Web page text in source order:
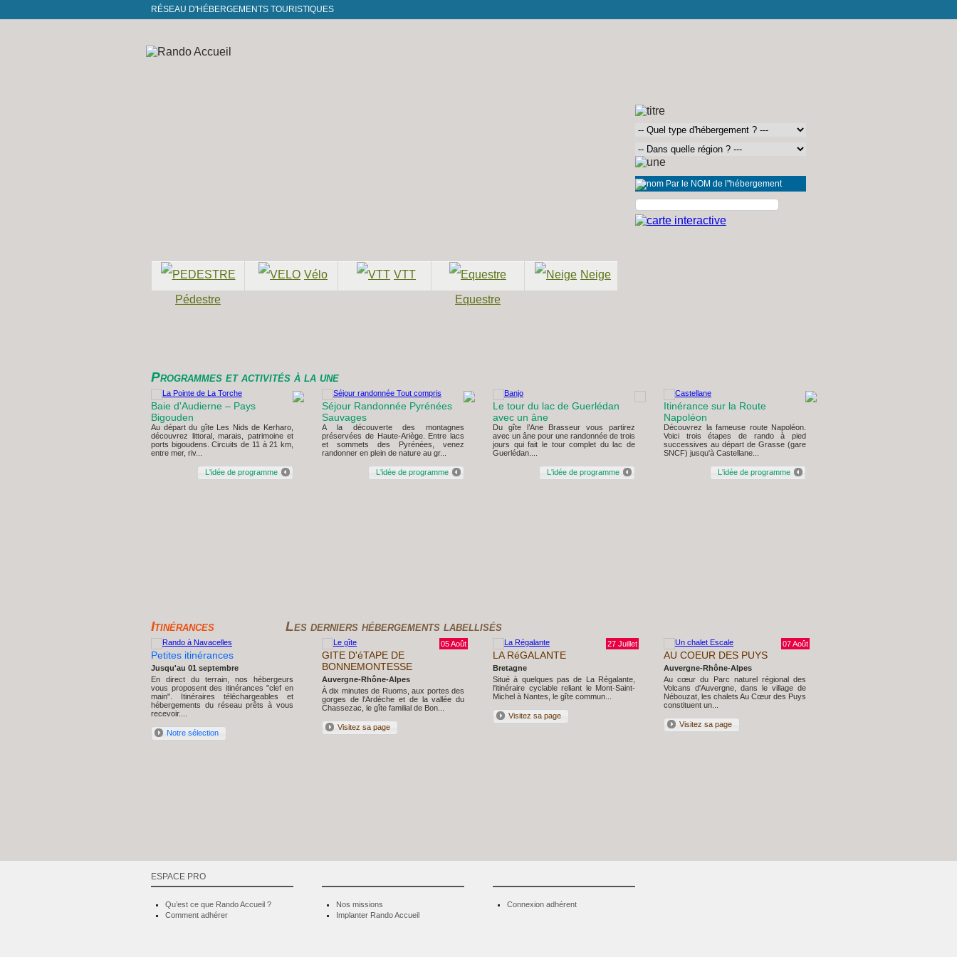
RÉSEAU D'HÉBERGEMENTS TOURISTIQUES
Par le NOM de l"hébergement
Pédestre
Nos idées de
programme et
séjours organisés
Vélo
Nos idées de
programme et
VTT
Nos idées de
programme et
Equestre
Nos idées de
programme et
séjours organisés
Neige
Nos idées de
programme et
Programmes et activités à la une
Baie d'Audierne – Pays
Bigouden
Au départ du gîte Les Nids de Kerharo,
découvrez littoral, marais, patrimoine et
ports bigoudens. Circuits de 11 à 21 km,
entre mer, riv...
L'idée de programme
Séjour Randonnée Pyrénées
Sauvages
A la découverte des montagnes
préservées de Haute-Ariège. Entre lacs
et sommets des Pyrénées, venez
randonner en plein de nature au gr...
L'idée de programme
Le tour du lac de Guerlédan
avec un âne
Du gîte l’Ane Brasseur vous partirez
avec un âne pour une randonnée de trois
jours qui fait le tour complet du lac de
Guerlédan....
L'idée de programme
Itinérance sur la Route
Napoléon
Découvrez la fameuse route Napoléon.
Voici trois étapes de rando à pied
successives au départ de Grasse (gare
SNCF) jusqu'à Castellane...
L'idée de programme
Itinérances Les derniers hébergements labellisés
Petites itinérances
Jusqu'au 01 septembre
En direct du terrain, nos hébergeurs
vous proposent des itinérances "clef en
main". Itinéraires téléchargeables et
hébergements du réseau prêts à vous
recevoir....
Notre sélection
05 Août
GITE D'éTAPE DE
BONNEMONTESSE
Auvergne-Rhône-Alpes
À dix minutes de Ruoms, aux portes des
gorges de l'Ardèche et de la vallée du
Chassezac, le gîte familial de Bon...
Visitez sa page
27 Juillet
LA RéGALANTE
Bretagne
Situé à quelques pas de La Régalante,
l'itinéraire cyclable reliant le Mont-Saint-
Michel à Nantes, le gîte commun...
Visitez sa page
07 Août
AU COEUR DES PUYS
Auvergne-Rhône-Alpes
Au cœur du Parc naturel régional des
Volcans d'Auvergne, dans le village de
Nébouzat, les chalets Au Cœur des Puys
constituent un...
Visitez sa page
ESPACE PRO
Qu’est ce que Rando Accueil ?
Comment adhérer
Nos missions
Implanter Rando Accueil
Connexion adhérent